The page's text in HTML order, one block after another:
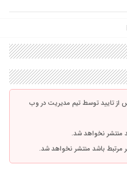
تایید توسط تیم مدیریت در وب
منتشر نخواهد شد.
مرتبط باشد منتشر نخواهد شد.